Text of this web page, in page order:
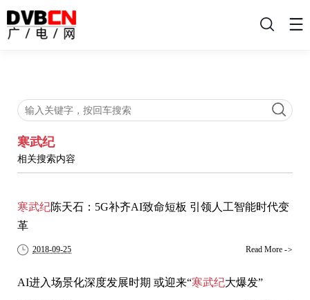
搜
寒武纪
相关搜索内容
寒武纪陈天石：5G补齐AI致命短板 引领人工智能时代变
革
2018-09-25 Read More ->
AI进入场景化深度发展时期 或迎来“寒武纪大爆发”